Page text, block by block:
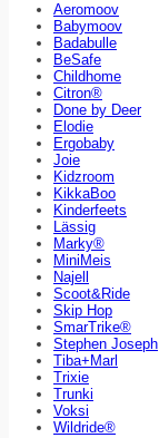
Aeromoov
Babymoov
Badabulle
BeSafe
Childhome
Citron®
Done by Deer
Elodie
Ergobaby
Joie
Kidzroom
KikkaBoo
Kinderfeets
Lässig
Marky®
MiniMeis
Najell
Scoot&Ride
Skip Hop
SmarTrike®
Stephen Joseph
Tiba+Marl
Trixie
Trunki
Voksi
Wildride®